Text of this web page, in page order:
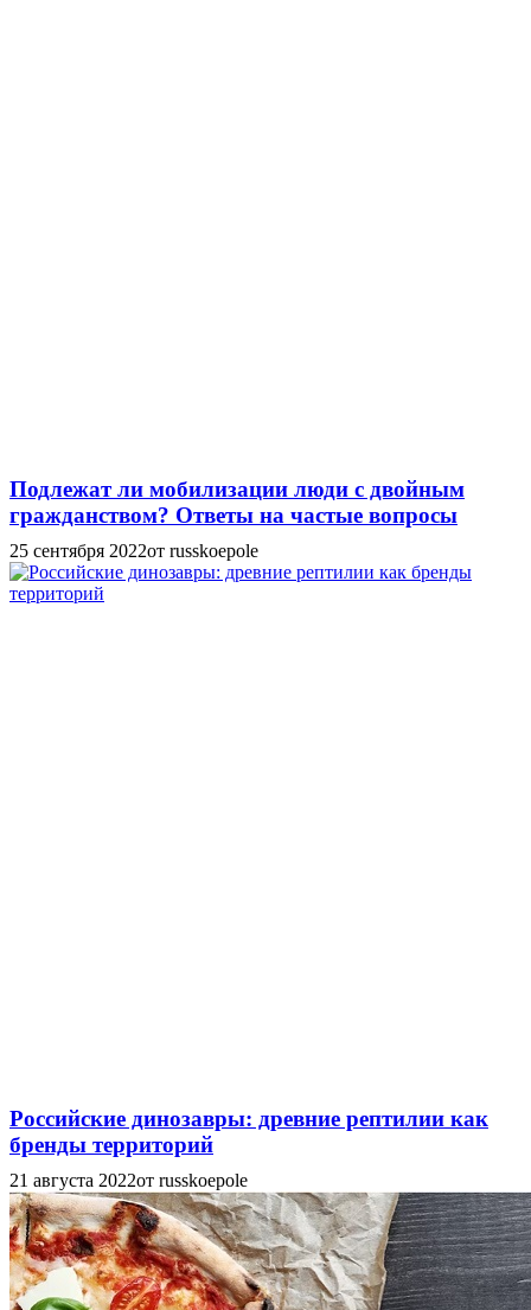
Подлежат ли мобилизации люди с двойным
гражданством? Ответы на частые вопросы
25 сентября 2022от russkoepole
Российские динозавры: древние рептилии как
бренды территорий
21 августа 2022от russkoepole